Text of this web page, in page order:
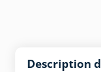
Description